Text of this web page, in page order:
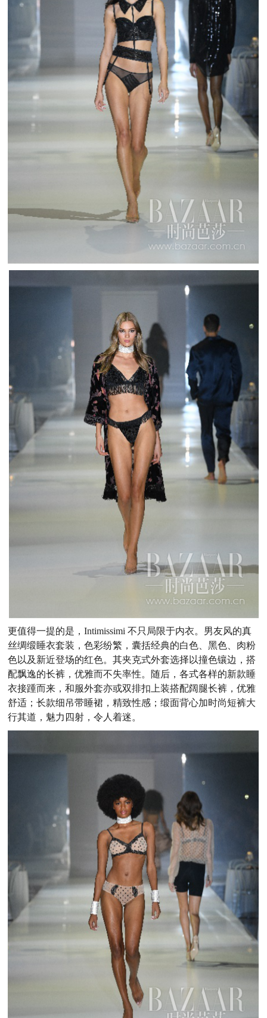
更值得一提的是，Intimissimi 不只局限于内衣。男友风的真
丝绸缎睡衣套装，色彩纷繁，囊括经典的白色、黑色、肉粉
色以及新近登场的红色。其夹克式外套选择以撞色镶边，搭
配飘逸的长裤，优雅而不失率性。随后，各式各样的新款睡
衣接踵而来，和服外套亦或双排扣上装搭配阔腿长裤，优雅
舒适；长款细吊带睡裙，精致性感；缎面背心加时尚短裤大
行其道，魅力四射，令人着迷。